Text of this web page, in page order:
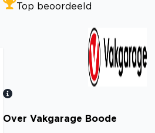
Top beoordeeld
Bekijk certificaat
Over Vakgarage Boode